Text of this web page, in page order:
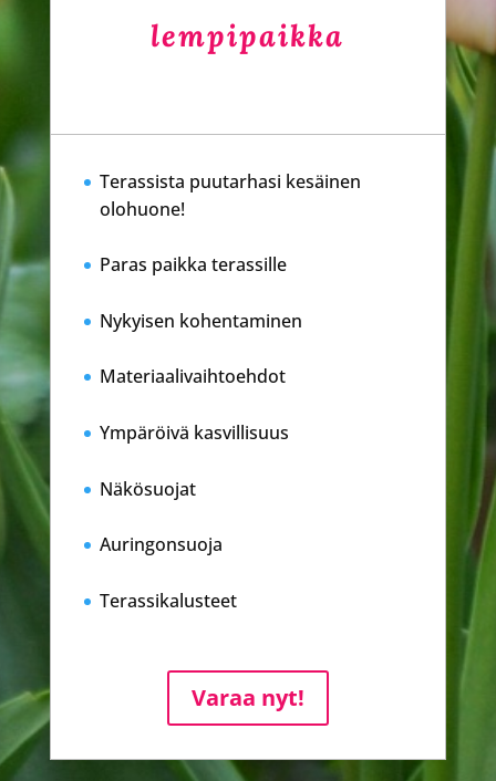
lempipaikka
Terassista puutarhasi kesäinen
olohuone!
Paras paikka terassille
Nykyisen kohentaminen
Materiaalivaihtoehdot
Ympäröivä kasvillisuus
Näkösuojat
Auringonsuoja
Terassikalusteet
Varaa nyt!